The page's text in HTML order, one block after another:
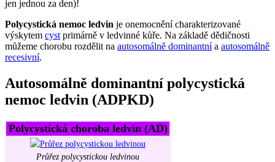
jen jednou za den)!
Polycystická nemoc ledvin je onemocnění charakterizované
výskytem cyst primárně v ledvinné kůře. Na základě dědičnosti
můžeme chorobu rozdělit na autosomálně dominantnía autosomálně
recesivní.
Autosomálně dominantní polycystická
nemoc ledvin (ADPKD)
Polycystická choroba ledvin (AD)
Průřez polycystickou ledvinou